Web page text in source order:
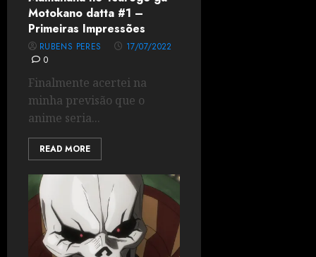
Motokano datta #1 –
Primeiras Impressões
RUBENS PERES
17/07/2022
0
Finalmente acertei na
minha previsão que o
anime seria...
READ MORE